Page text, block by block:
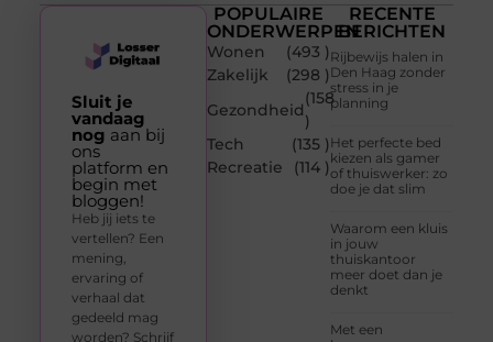
POPULAIRE
ONDERWERPEN
Wonen
(493 )
Zakelijk
(298 )
Gezondheid
(158
)
Tech
(135 )
Recreatie
(114 )
RECENTE
BERICHTEN
Rijbewijs halen in
Den Haag zonder
stress in je
planning
Het perfecte bed
kiezen als gamer
of thuiswerker: zo
doe je dat slim
Waarom een kluis
in jouw
thuiskantoor
meer doet dan je
denkt
Met een
Sluit je
vandaag
nog aan bij
ons
platform en
begin met
bloggen!
Heb jij iets te
vertellen? Een
mening,
ervaring of
verhaal dat
gedeeld mag
worden? Schrijf